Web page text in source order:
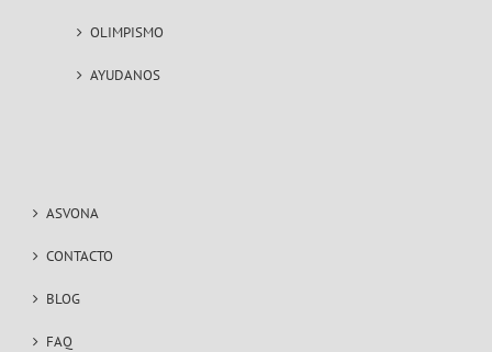
OLIMPISMO
AYUDANOS
ASVONA
CONTACTO
BLOG
FAQ